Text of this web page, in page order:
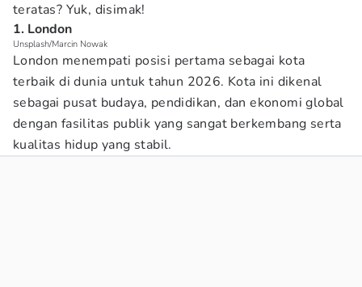
teratas? Yuk, disimak!
1. London
Unsplash/Marcin Nowak
London menempati posisi pertama sebagai kota
terbaik di dunia untuk tahun 2026. Kota ini dikenal
sebagai pusat budaya, pendidikan, dan ekonomi global
dengan fasilitas publik yang sangat berkembang serta
kualitas hidup yang stabil.